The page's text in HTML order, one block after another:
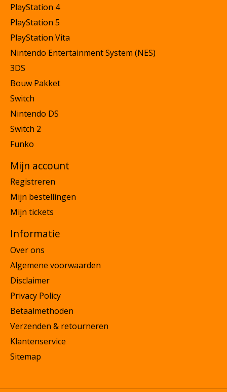
PlayStation 4
PlayStation 5
PlayStation Vita
Nintendo Entertainment System (NES)
3DS
Bouw Pakket
Switch
Nintendo DS
Switch 2
Funko
Mijn account
Registreren
Mijn bestellingen
Mijn tickets
Informatie
Over ons
Algemene voorwaarden
Disclaimer
Privacy Policy
Betaalmethoden
Verzenden & retourneren
Klantenservice
Sitemap